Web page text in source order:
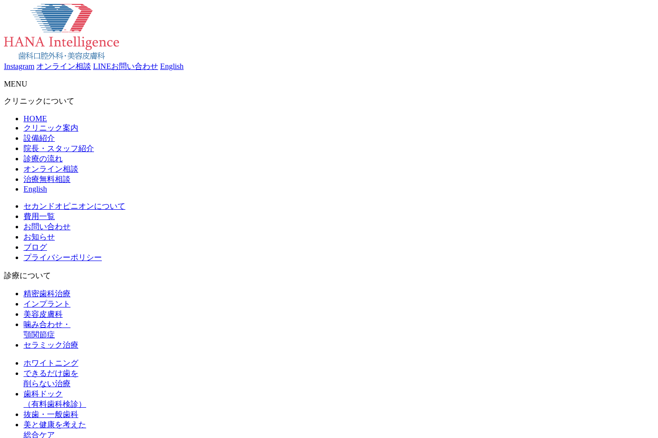
Instagram オンライン相談 LINEお問い合わせ English
MENU
クリニックについて
HOME
クリニック案内
設備紹介
院長・スタッフ紹介
診療の流れ
オンライン相談
治療無料相談
English
セカンドオピニオンについて
費用一覧
お問い合わせ
お知らせ
ブログ
プライバシーポリシー
診療について
精密歯科治療
インプラント
美容皮膚科
噛み合わせ・
顎関節症
セラミック治療
ホワイトニング
できるだけ歯を
削らない治療
歯科ドック
（有料歯科検診）
抜歯・一般歯科
美と健康を考えた
総合ケア